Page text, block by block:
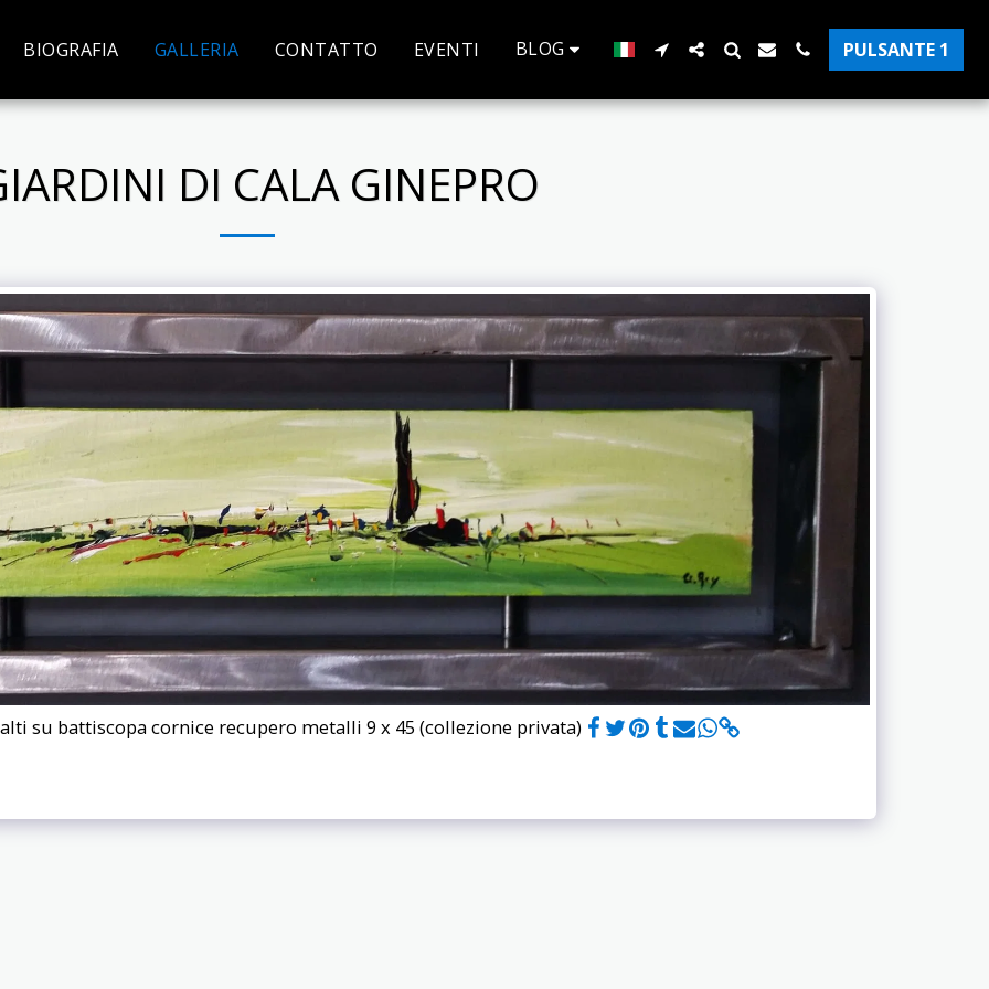
BIOGRAFIA GALLERIA CONTATTO EVENTI BLOG PULSANTE 1
DI CALA GINEPRO
su battiscopa cornice recupero metalli 9 x 45 (collezione privata)